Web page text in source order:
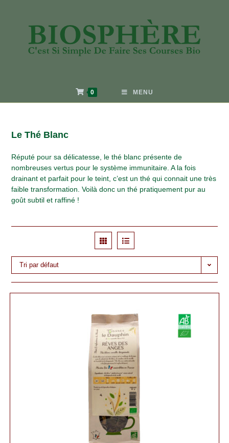
0 MENU
Le Thé Blanc
Réputé pour sa délicatesse, le thé blanc présente de
nombreuses vertus pour le système immunitaire. A la fois
drainant et parfait pour le teint, c’est un thé qui connait une très
faible transformation. Voilà donc un thé pratiquement pur au
goût subtil et raffiné !
Tri par défaut